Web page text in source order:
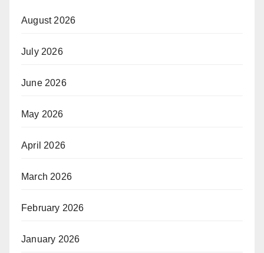
August 2026
July 2026
June 2026
May 2026
April 2026
March 2026
February 2026
January 2026